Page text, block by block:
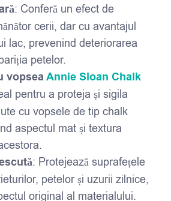
: Conferă un efect de
cerii, dar cu avantajul
lac, prevenind deteriorarea
petelor.
vopseaAnnie Sloan Chalk
pentru a proteja și sigila
cu vopsele de tip chalk
aspectul mat și textura
: Protejează suprafețele
petelor și uzurii zilnice,
original al materialului.